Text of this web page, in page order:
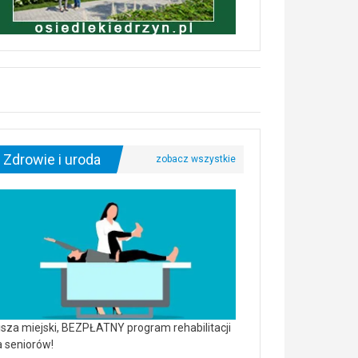
Zdrowie i uroda
miejski, BEZPŁATNY program rehabilitacji
seniorów!